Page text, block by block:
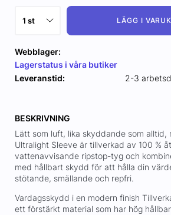
LÄGG I
Webblager:
Lagerstatus i våra butiker
Leveranstid:
2-3
BESKRIVNING
Lätt som luft, lika skyddande som alltid,
Ultralight Sleeve är tillverkad av 100 %
vattenavvisande ripstop-tyg och
med hållbart skydd för att hålla din
stötande, smällande och repfri.
Vardagsskydd i en modern finish
ett förstärkt material som har hög